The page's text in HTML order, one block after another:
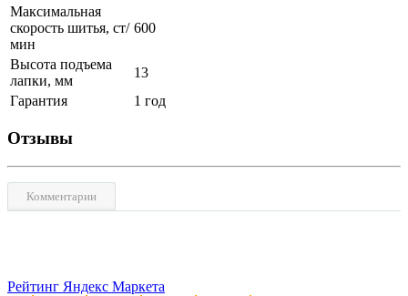
Максимальная
скорость шитья, ст/
мин
600
Высота подъема
лапки, мм
13
Гарантия
1 год
Отзывы
Комментарии
Рейтинг Яндекс Маркета